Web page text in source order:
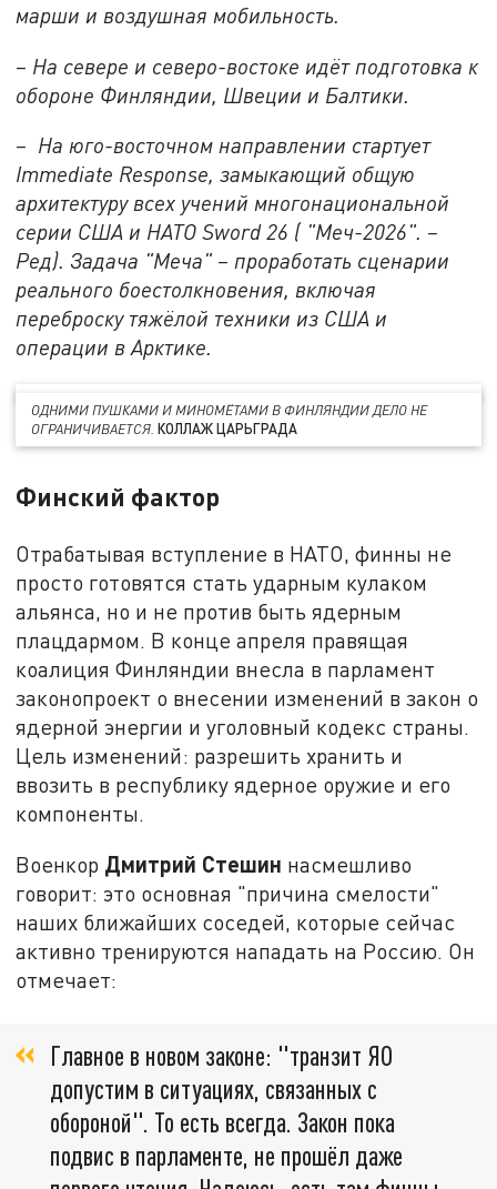
марши и воздушная мобильность.
– На севере и северо-востоке идёт подготовка к
обороне Финляндии, Швеции и Балтики.
– На юго-восточном направлении стартует
Immediate Response, замыкающий общую
архитектуру всех учений многонациональной
серии США и НАТО Sword 26 ( "Меч-2026". –
Ред). Задача "Меча" – проработать сценарии
реального боестолкновения, включая
переброску тяжёлой техники из США и
операции в Арктике.
ОДНИМИ ПУШКАМИ И МИНОМЁТАМИ В ФИНЛЯНДИИ ДЕЛО НЕ
ОГРАНИЧИВАЕТСЯ.КОЛЛАЖ ЦАРЬГРАДА
Финский фактор
Отрабатывая вступление в НАТО, финны не
просто готовятся стать ударным кулаком
альянса, но и не против быть ядерным
плацдармом. В конце апреля правящая
коалиция Финляндии внесла в парламент
законопроект о внесении изменений в закон о
ядерной энергии и уголовный кодекс страны.
Цель изменений: разрешить хранить и
ввозить в республику ядерное оружие и его
компоненты.
Военкор Дмитрий Стешин насмешливо
говорит: это основная "причина смелости"
наших ближайших соседей, которые сейчас
активно тренируются нападать на Россию. Он
отмечает:
Главное в новом законе: "транзит ЯО
допустим в ситуациях, связанных с
обороной". То есть всегда. Закон пока
подвис в парламенте, не прошёл даже